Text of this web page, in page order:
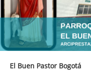
El Buen Pastor Bogotá